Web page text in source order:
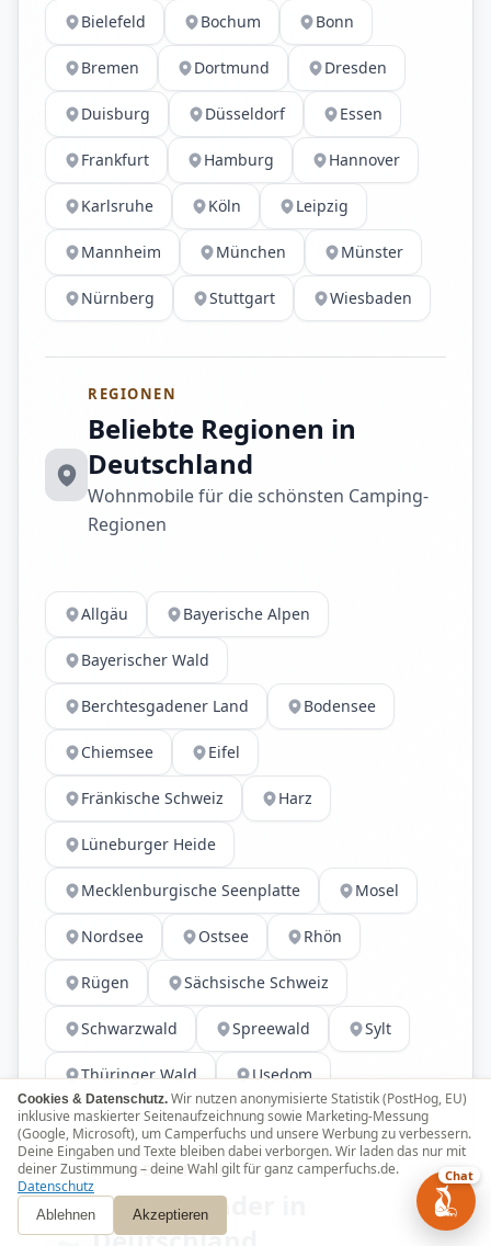
Bielefeld Bochum Bonn
Bremen Dortmund Dresden
Duisburg Düsseldorf Essen
Frankfurt Hamburg Hannover
Karlsruhe Köln Leipzig
Mannheim München Münster
Nürnberg Stuttgart Wiesbaden
REGIONEN
Beliebte Regionen in
Deutschland
Wohnmobile für die schönsten Camping-
Regionen
Allgäu Bayerische Alpen
Bayerischer Wald
Berchtesgadener Land Bodensee
Chiemsee Eifel
Fränkische Schweiz Harz
Lüneburger Heide
Mecklenburgische Seenplatte Mosel
Nordsee Ostsee Rhön
Rügen Sächsische Schweiz
Schwarzwald Spreewald Sylt
Thüringer Wald Usedom
BUNDESLÄNDER
Bundesländer in
Cookies & Datenschutz. Wir nutzen anonymisierte Statistik (PostHog, EU)
inklusive maskierter Seitenaufzeichnung sowie Marketing-Messung
(Google, Microsoft), um Camperfuchs und unsere Werbung zu verbessern.
Deine Eingaben und Texte bleiben dabei verborgen. Wir laden das nur mit
deiner Zustimmung – deine Wahl gilt für ganz camperfuchs.de.
Datenschutz
Ablehnen Akzeptieren
Chat